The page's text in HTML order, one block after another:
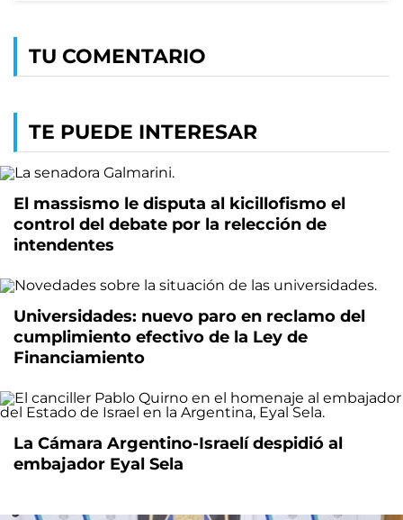
TU COMENTARIO
TE PUEDE INTERESAR
El massismo le disputa al kicillofismo el
control del debate por la relección de
intendentes
Universidades: nuevo paro en reclamo del
cumplimiento efectivo de la Ley de
Financiamiento
La Cámara Argentino-Israelí despidió al
embajador Eyal Sela